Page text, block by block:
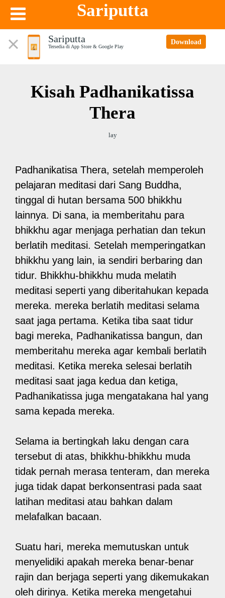
Sariputta
Sariputta
Tersedia di App Store & Google Play
Download
Kisah Padhanikatissa
Thera
lay
Padhanikatisa Thera, setelah memperoleh
pelajaran meditasi dari Sang Buddha,
tinggal di hutan bersama 500 bhikkhu
lainnya. Di sana, ia memberitahu para
bhikkhu agar menjaga perhatian dan tekun
berlatih meditasi. Setelah memperingatkan
bhikkhu yang lain, ia sendiri berbaring dan
tidur. Bhikkhu-bhikkhu muda melatih
meditasi seperti yang diberitahukan kepada
mereka. mereka berlatih meditasi selama
saat jaga pertama. Ketika tiba saat tidur
bagi mereka, Padhanikatissa bangun, dan
memberitahu mereka agar kembali berlatih
meditasi. Ketika mereka selesai berlatih
meditasi saat jaga kedua dan ketiga,
Padhanikatissa juga mengatakana hal yang
sama kepada mereka.
Selama ia bertingkah laku dengan cara
tersebut di atas, bhikkhu-bhikkhu muda
tidak pernah merasa tenteram, dan mereka
juga tidak dapat berkonsentrasi pada saat
latihan meditasi atau bahkan dalam
melafalkan bacaan.
Suatu hari, mereka memutuskan untuk
menyelidiki apakah mereka benar-benar
rajin dan berjaga seperti yang dikemukakan
oleh dirinya. Ketika mereka mengetahui